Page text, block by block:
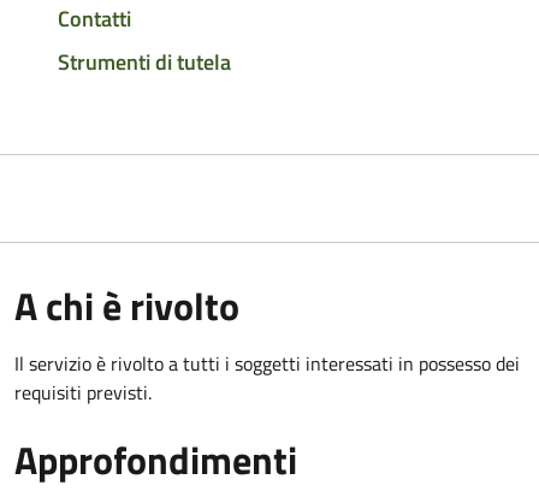
Contatti
Strumenti di tutela
A chi è rivolto
Il servizio è rivolto a tutti i soggetti interessati in possesso dei
requisiti previsti.
Approfondimenti